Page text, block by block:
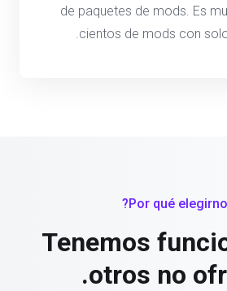
de paquetes de mods. Es
cientos de mods con
Tenemos
otros no